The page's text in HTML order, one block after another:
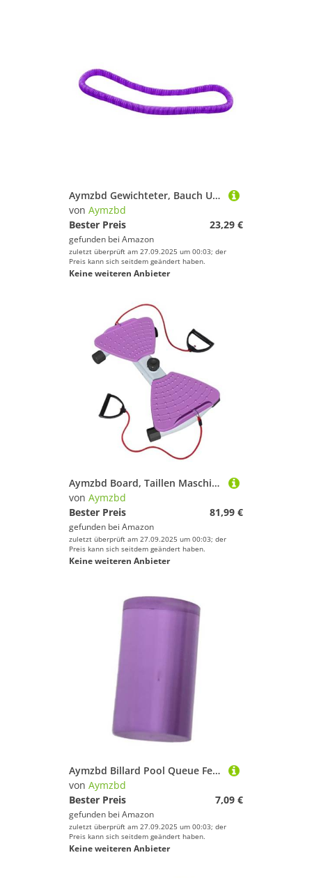
Aymzbd Gewichteter, Bauch Unterhaltung, Faltbar, Leise, Bequem, Trainingsreifen Ausrüstung für Fitnessstudio zu Hause, Lila
von Aymzbd
Bester Preis
23,29 €
gefunden bei Amazon
zuletzt überprüft am 27.09.2025 um 00:03; der
Preis kann sich seitdem geändert haben.
Keine weiteren Anbieter
Aymzbd Board, Taillen Maschine, mit Fußmassage, Rumpftraining, Ausrüstung, Bauch Twisting Scheibe für Hüften Und Oberschenkel, Lila
von Aymzbd
Bester Preis
81,99 €
gefunden bei Amazon
zuletzt überprüft am 27.09.2025 um 00:03; der
Preis kann sich seitdem geändert haben.
Keine weiteren Anbieter
Aymzbd Billard Pool Queue Ferrule 0,57 Zoll, Einfache Installation, Ersatzteil für 9 Bälle, Zubehörwartung, Leichtes Rohr Ersetzt, Lila
von Aymzbd
Bester Preis
7,09 €
gefunden bei Amazon
zuletzt überprüft am 27.09.2025 um 00:03; der
Preis kann sich seitdem geändert haben.
Keine weiteren Anbieter